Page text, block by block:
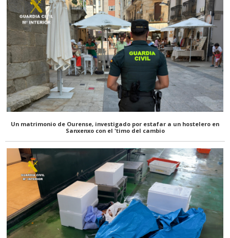
Un matrimonio de Ourense, investigado por estafar a un hostelero en
Sanxenxo con el 'timo del cambio